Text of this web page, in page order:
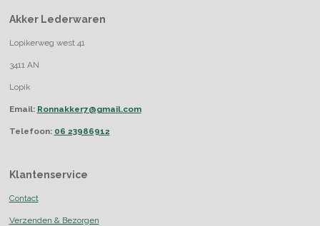
Akker Lederwaren
Lopikerweg west 41
3411 AN
Lopik
Email: Ronnakker7@gmail.com
Telefoon: 06 23986912
Klantenservice
Contact
Verzenden & Bezorgen